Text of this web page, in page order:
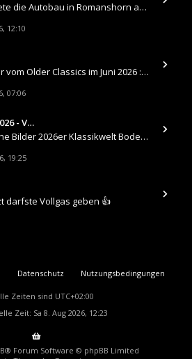
Hallo , Im Juni veranstaltete die Autobau in Romanshorn auf ihrem Gelände ein kleines Youngtimertreffen : https://up.
12:10
​Hallo , Hier sind die Bilder vom Older Classics im Juni 2026 : https://up.picr.de/51155940wd.jpg https://up.pic
07:06
- V…
Hallo , Hier sind nun meine Bilder 2026er Klassikwelt Bodensee 😀 https://up.picr.de/51125547rb.jpg https://up.pi
19:25
darfste Vollgas geben 👍
Datenschutz Nutzungsbedingungen
Zeiten sind UTC+02:00
Zeit: Sa 8. Aug 2026, 12:23
® Forum Software © phpBB Limited